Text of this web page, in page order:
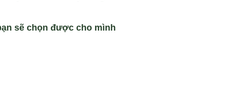
sẽ chọn được cho mình